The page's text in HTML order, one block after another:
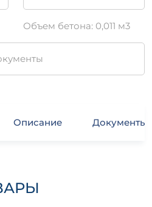
Объем бетона: 0,011 м3
Описание Документы